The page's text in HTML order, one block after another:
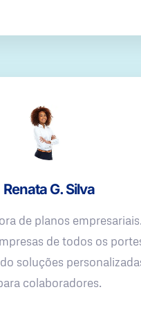
Renata G. Silva
de planos empresariais.
de todos os
soluções
colaboradores.